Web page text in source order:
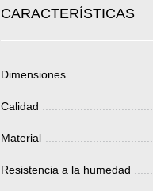
CARACTERÍSTICAS
Dimensiones
Calidad
Material
Resistencia a la humedad
Nombre
Su pedido:
Cantidad:
Total